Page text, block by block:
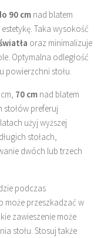
90 cm nad blatem
Taka wysokość
oraz minimalizuje
Optymalna odległość
powierzchni stołu.
70 cm nad blatem
stołów preferuj
użyj wyższej
stołach,
dwóch lub trzech
podczas
może przeszkadzać w
zawieszenie może
stołu. Stosuj także